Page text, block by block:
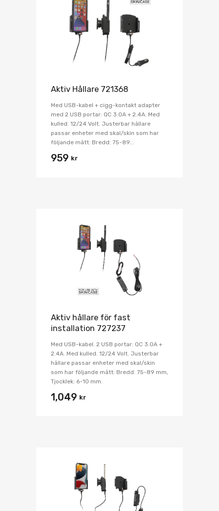
Aktiv Hållare 721368
Med USB-kabel + cigg-kontakt adapter
med 2 USB portar: QC 3.0A + 2.4A. Med
kulled. 12/24 Volt. Justerbar hållare
passar enheter med skal/skin som har
följande mått: Bredd: 75-89...
959 kr
Aktiv hållare för fast
installation 727237
Med USB-kabel. 2 USB portar: QC 3.0A +
2.4A. Med kulled. 12/24 Volt. Justerbar
hållare passar enheter med skal/skin
som har följande mått: Bredd: 75-89 mm,
Tjocklek: 6-10 mm.
1,049 kr